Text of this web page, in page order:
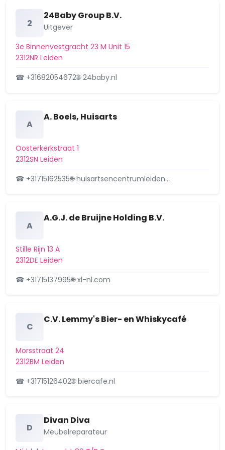
Volmolengracht 15, 2312PG Leiden
5 maart 2026
Aanvraag omgevingsvergunning,
veranderen van een woning,
Vollersgracht 5, 2312VK Leiden
Aanvraag omgevingsvergunning,
verbouwing en samenvoeging
Vest 61 en 63, 2312XS Leiden
26 februari 2026
Aanvraag omgevingsvergunning,
Oosterdwarsstraat 17, 2315LM Leiden
Aangevraagd
26 februari 2026
Aanvraag omgevingsvergunning,
het tijdelijk afwijken van regels in
Willem Barentszstraat 39, 2315TZ
Aanvraag omgevingsvergunning,
pand en aan achterzij…
Apothekersdijk 29, 2312DD Leiden
Aangevraagd
Nieuwe Rijn 61, 2312JH Leiden
19 februari 2026
2
24Baby Group B.V.
Uitgever
3e Binnenvestgracht 23 M Unit 15
2312NR Leiden
☎ +31682054672🌐 24baby.nl
A
A. Boels, Huisarts
Oosterkerkstraat 1
2312SN Leiden
☎ +31715162535🌐 huisartsencentrumleiden…
A
A.G.J. de Bruijne Holding B.V.
Stille Rijn 13 A
2312DE Leiden
☎ +31715137995🌐 xl-nl.com
C
C.V. Lemmy's Bier- en Whiskycafé
Morsstraat 24
2312BM Leiden
☎ +31715126402🌐 biercafe.nl
D
Divan Diva
Meubelreparateur